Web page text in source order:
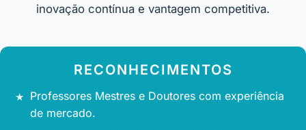
inovação contínua e vantagem competitiva.
RECONHECIMENTOS
Professores Mestres e Doutores com experiência
de mercado.